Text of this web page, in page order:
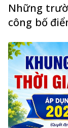
Những
công bố